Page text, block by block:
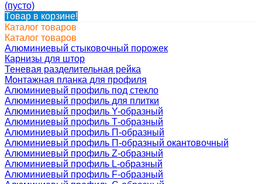
(пусто)
Товар в корзине!
Каталог товаров
Каталог товаров
Алюминиевый стыковочный порожек
Карнизы для штор
Теневая разделительная рейка
Монтажная планка для профиля
Алюминиевый профиль под стекло
Алюминиевый профиль для плитки
Алюминиевый профиль Y-образный
Алюминиевый профиль Т-образный
Алюминиевый профиль П-образный
Алюминиевый профиль П-образный окантовочный
Алюминиевый профиль Z-образный
Алюминиевый профиль L-образный
Алюминиевый профиль F-образный